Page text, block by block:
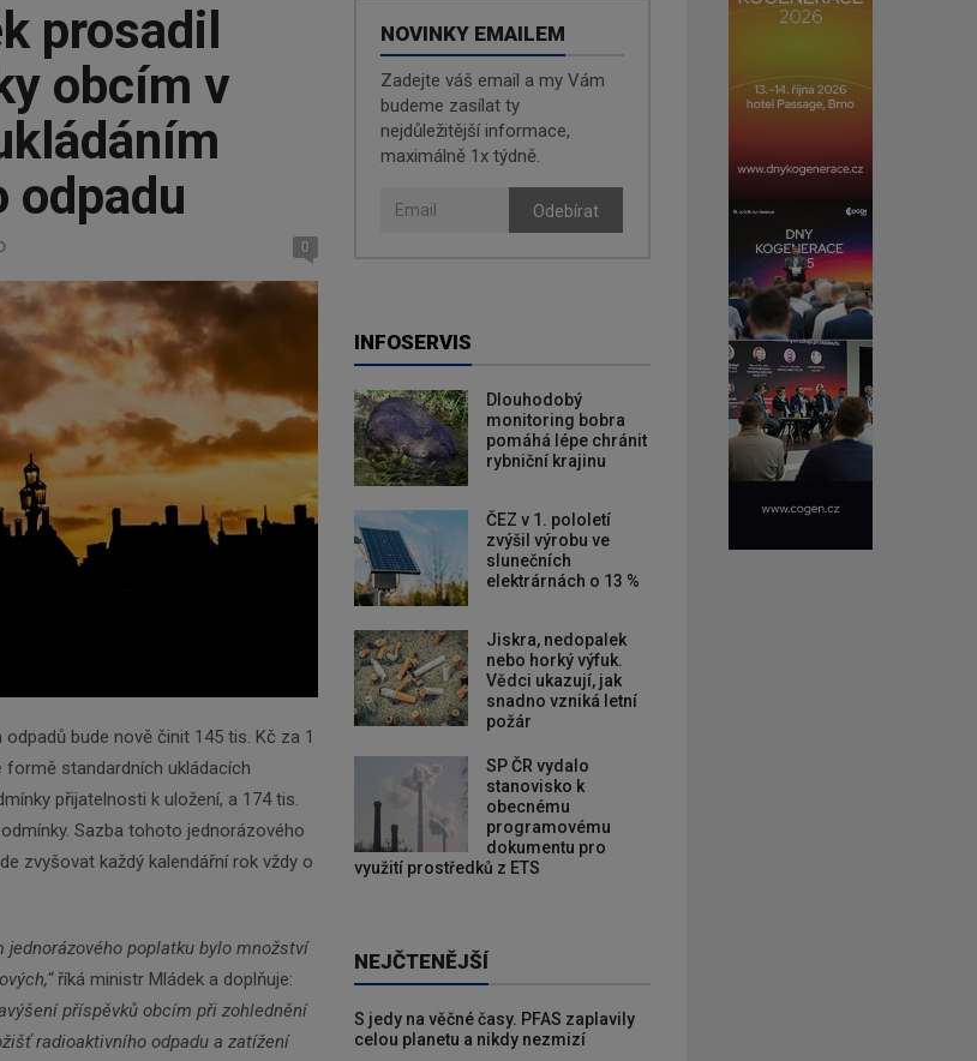
prosadil
obcím v
odpadu
0
bude nově činit 145 tis. Kč za 1
formě standardních ukládacích
přijatelnosti k uložení, a 174 tis.
Sazba tohoto jednorázového
zvyšovat každý kalendářní rok vždy o
jednorázového poplatku bylo množství
říká ministr Mládek a doplňuje:
příspěvků obcím při zohlednění
radioaktivního odpadu a zatížení
NOVINKY EMAILEM
Zadejte váš email a my Vám
budeme zasílat ty
nejdůležitější informace,
maximálně 1x týdně.
Odebírat
INFOSERVIS
Dlouhodobý
monitoring bobra
pomáhá lépe chránit
rybniční krajinu
ČEZ v 1. pololetí
zvýšil výrobu ve
slunečních
elektrárnách o 13 %
Jiskra, nedopalek
nebo horký výfuk.
Vědci ukazují, jak
snadno vzniká letní
požár
SP ČR vydalo
stanovisko k
obecnému
programovému
dokumentu pro
využití prostředků z ETS
NEJČTENĚJŠÍ
S jedy na věčné časy. PFAS zaplavily
celou planetu a nikdy nezmizí